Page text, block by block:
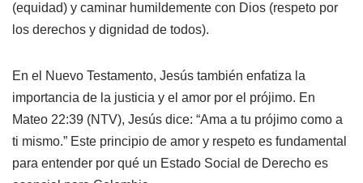
(equidad) y caminar humildemente con Dios (respeto por
los derechos y dignidad de todos).
En el Nuevo Testamento, Jesús también enfatiza la
importancia de la justicia y el amor por el prójimo. En
Mateo 22:39 (NTV), Jesús dice: “Ama a tu prójimo como a
ti mismo.” Este principio de amor y respeto es fundamental
para entender por qué un Estado Social de Derecho es